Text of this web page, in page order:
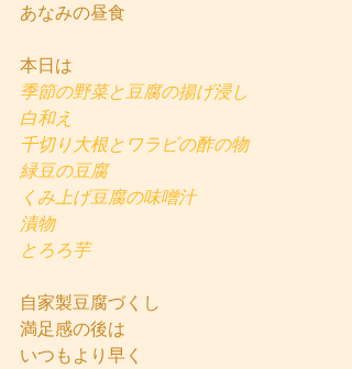
あなみの昼食
本日は
季節の野菜と豆腐の揚げ浸し
白和え
千切り大根とワラビの酢の物
緑豆の豆腐
くみ上げ豆腐の味噌汁
漬物
とろろ芋
自家製豆腐づくし
満足感の後は
いつもより早く